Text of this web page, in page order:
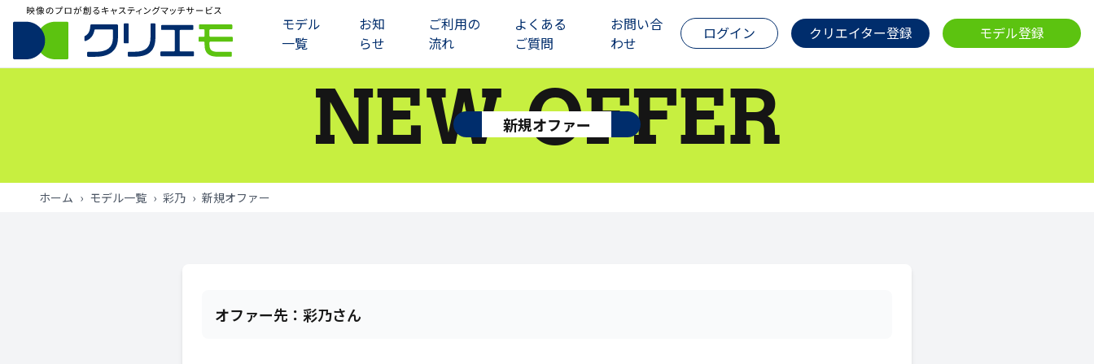
モデル
一覧
お知
らせ
ご利用の
流れ
よくある
ご質問
お問い合
わせ
ログイン クリエイター登録 モデル登録
新規オファー
NEW OFFER
ホーム › モデル一覧 › 彩乃 › 新規オファー
オファー先： 彩乃さん